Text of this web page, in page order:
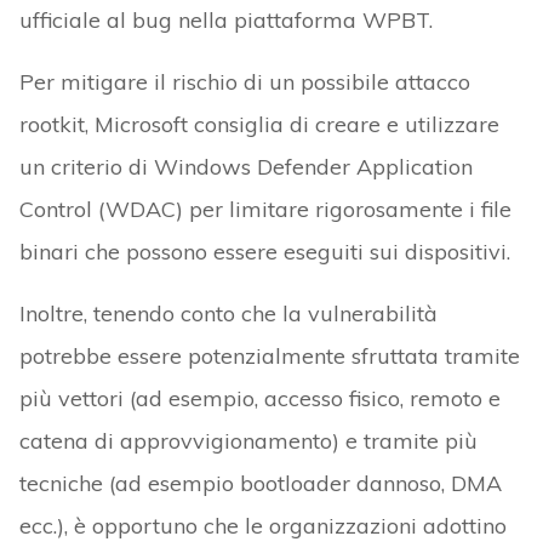
ufficiale al bug nella piattaforma WPBT.
Per mitigare il rischio di un possibile attacco
rootkit, Microsoft consiglia di creare e utilizzare
un criterio di Windows Defender Application
Control (WDAC) per limitare rigorosamente i file
binari che possono essere eseguiti sui dispositivi.
Inoltre, tenendo conto che la vulnerabilità
potrebbe essere potenzialmente sfruttata tramite
più vettori (ad esempio, accesso fisico, remoto e
catena di approvvigionamento) e tramite più
tecniche (ad esempio bootloader dannoso, DMA
ecc.), è opportuno che le organizzazioni adottino